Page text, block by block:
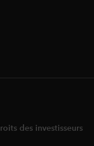
des investisseurs